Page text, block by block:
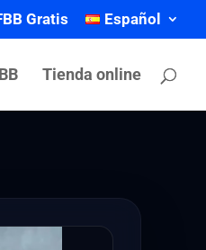
Gratis Español
Tienda online